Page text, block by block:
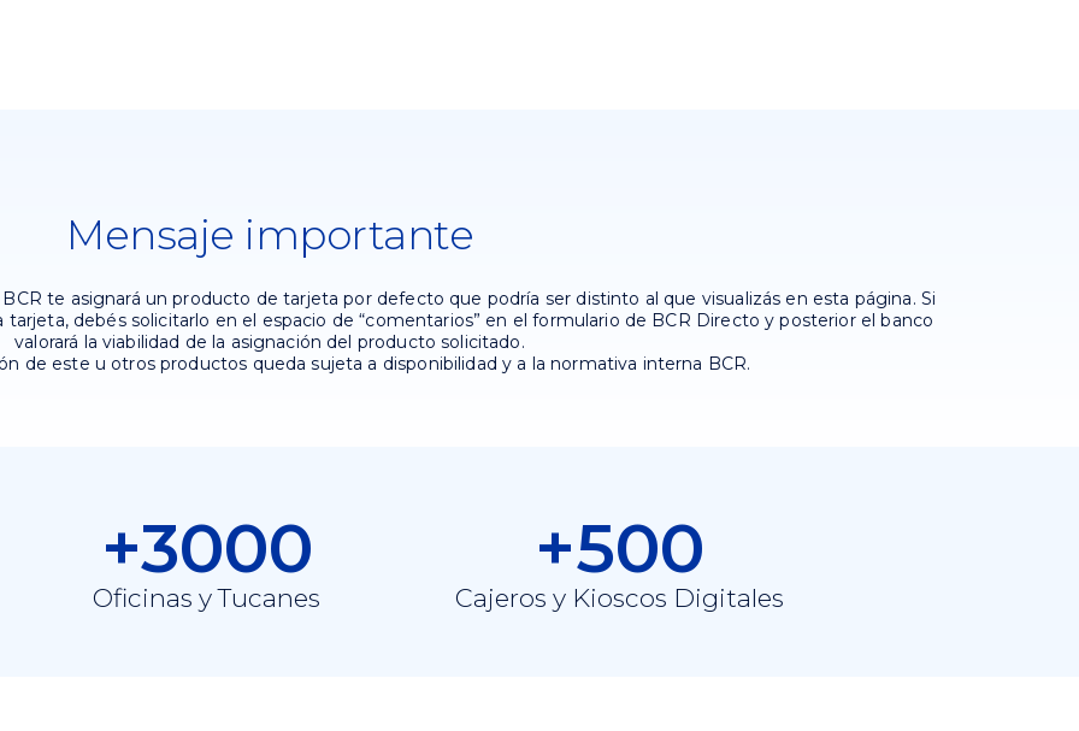
Mensaje importante
te asignará un producto de tarjeta por defecto que podría ser distinto al que visualizás en esta página. Si
debés solicitarlo en el espacio de “comentarios” en el formulario de BCR Directo y posterior el banco
valorará la viabilidad de la asignación del producto solicitado.
de este u otros productos queda sujeta a disponibilidad y a la normativa interna BCR.
+3000
Oficinas y Tucanes
+500
Cajeros y Kioscos Digitales